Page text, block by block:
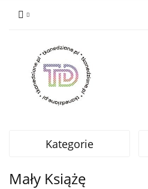
Kategorie
Mały Książę